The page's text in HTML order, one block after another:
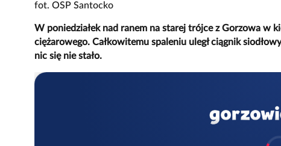
fot. OSP Santocko
W poniedziałek nad ranem na starej trójce z Gorzowa w
ciężarowego. Całkowitemu spaleniu uległ ciągnik
nic się nie stało.